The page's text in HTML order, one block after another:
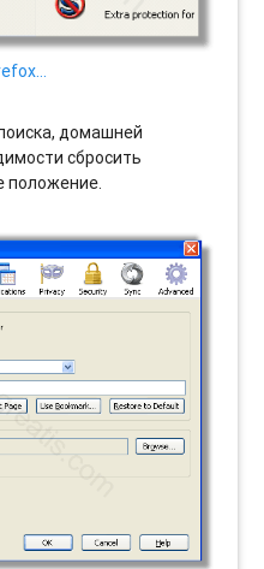
домашней
сбросить
положение.